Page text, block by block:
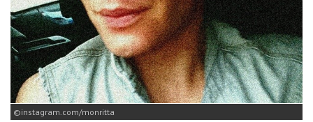
instagram.com/monritta